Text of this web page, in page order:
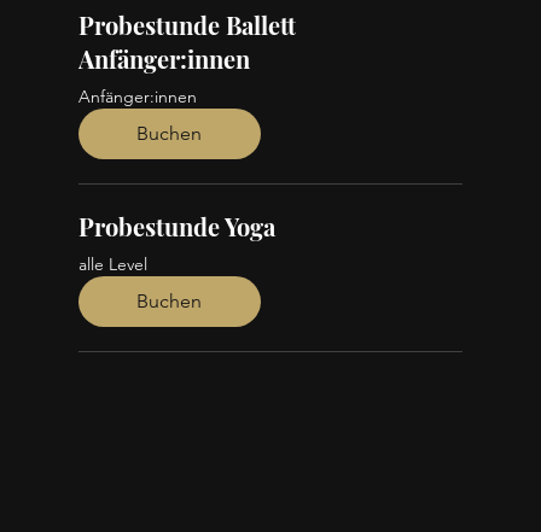
Probestunde Ballett
Anfänger:innen
Anfänger:innen
Buchen
Probestunde Yoga
alle Level
Buchen